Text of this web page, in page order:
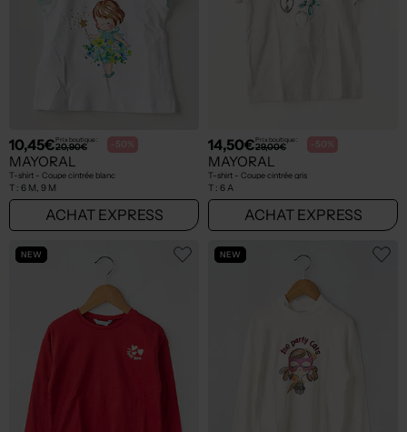
10,45€Prix boutique :
20,90€ -50%
MAYORAL
T-shirt - Coupe cintrée blanc
T : 6 M, 9 M
ACHAT EXPRESS
14,50€Prix boutique :
29,00€ -50%
MAYORAL
T-shirt - Coupe cintrée gris
T : 6 A
ACHAT EXPRESS
NEW NEW